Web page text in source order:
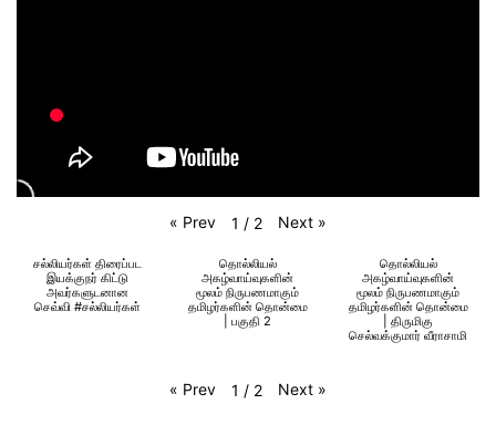
« Prev 1 / 2 Next »
சல்லியர்கள் திரைப்பட
இயக்குநர் கிட்டு
அவர்களுடனான
செவ்வி #சல்லியர்கள்
தொல்லியல்
அகழ்வாய்வுகளின்
மூலம் நிருபணமாகும்
தமிழர்களின் தொன்மை
| பகுதி 2
தொல்லியல்
அகழ்வாய்வுகளின்
மூலம் நிருபணமாகும்
தமிழர்களின் தொன்மை
| திருமிகு
செல்வக்குமார் வீராசாமி
« Prev 1 / 2 Next »